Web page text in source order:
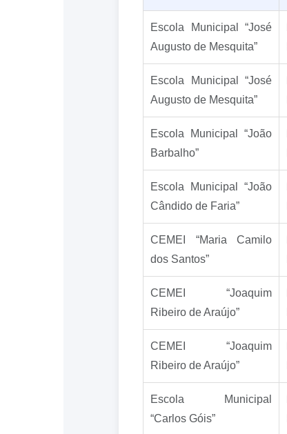
Escola Municipal “José
Augusto de Mesquita”
Escola Municipal “José
Augusto de Mesquita”
Escola Municipal “João
Barbalho”
Escola Municipal “João
Cândido de Faria”
CEMEI “Maria Camilo
dos Santos”
CEMEI “Joaquim
Ribeiro de Araújo”
CEMEI “Joaquim
Ribeiro de Araújo”
Escola Municipal
“Carlos Góis”